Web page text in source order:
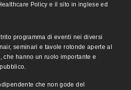
Policy e il sito in inglese ed
programma di eventi nei diversi
seminari e tavole rotonde aperte al
che hanno un ruolo importante e
che non gode del